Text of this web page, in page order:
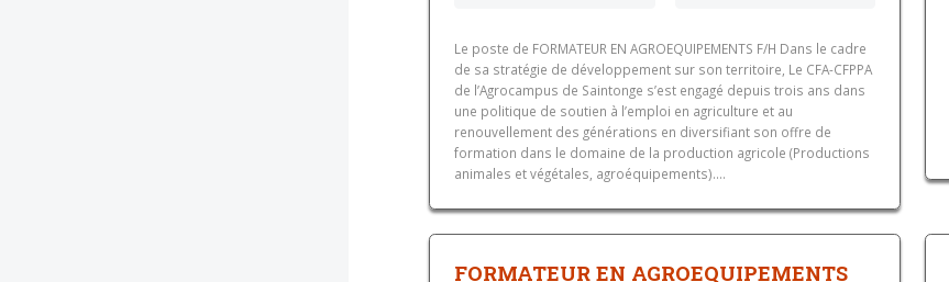
Le poste de FORMATEUR EN AGROEQUIPEMENTS F/H Dans le cadre
de sa stratégie de développement sur son territoire, Le CFA-CFPPA
de l’Agrocampus de Saintonge s’est engagé depuis trois ans dans
une politique de soutien à l’emploi en agriculture et au
renouvellement des générations en diversifiant son offre de
formation dans le domaine de la production agricole (Productions
animales et végétales, agroéquipements)....
FORMATEUR EN AGROEQUIPEMENTS